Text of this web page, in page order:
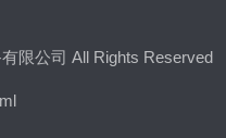
限公司 All Rights Reserved